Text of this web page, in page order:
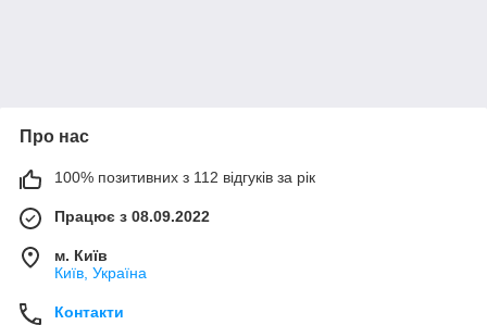
Про нас
100% позитивних з 112 відгуків за рік
Працює з 08.09.2022
м. Київ
Київ, Україна
Контакти